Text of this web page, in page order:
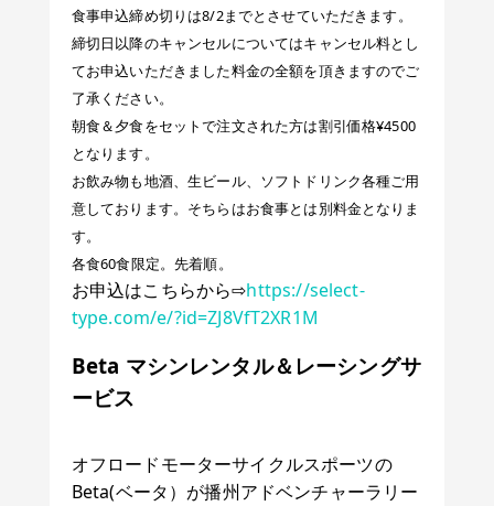
食事申込締め切りは8/2までとさせていただきます。
締切日以降のキャンセルについてはキャンセル料とし
てお申込いただきました料金の全額を頂きますのでご
了承ください。
朝食＆夕食をセットで注文された方は割引価格¥4500
となります。
お飲み物も地酒、生ビール、ソフトドリンク各種ご用
意しております。そちらはお食事とは別料金となりま
す。
各食60食限定。先着順。
お申込はこちらから⇨https://select-
type.com/e/?id=ZJ8VfT2XR1M
Beta マシンレンタル＆レーシングサ
ービス
オフロードモーターサイクルスポーツの
Beta(ベータ）が播州アドベンチャーラリー